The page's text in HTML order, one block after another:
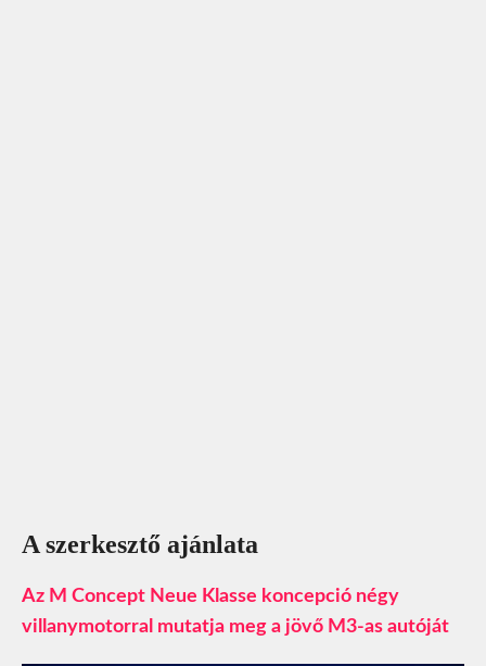
A szerkesztő ajánlata
Az M Concept Neue Klasse koncepció négy
villanymotorral mutatja meg a jövő M3-as autóját